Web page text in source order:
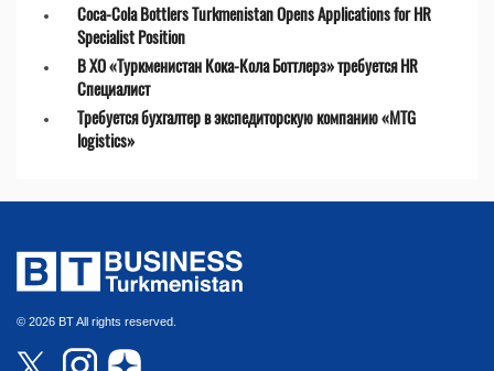
Coca-Cola Bottlers Turkmenistan Opens Applications for HR
Specialist Position
В ХО «Туркменистан Кока-Кола Боттлерз» требуется HR
Специалист
Требуется бухгалтер в экспедиторскую компанию «MTG
logistics»
© 2026 BT All rights reserved.